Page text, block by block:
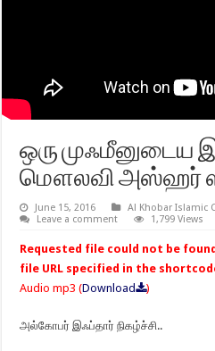
ஒரு முஃமீனுடைய
மௌலவி அஸ்ஹர்
June 15, 2016 Al Khobar Islamic
Leave a comment
1,799 Views
Requested file could not be
file URL specified in the
Audio mp3 (Download )
அல்கோபர் இஃப்தார் நிகழ்ச்சி..